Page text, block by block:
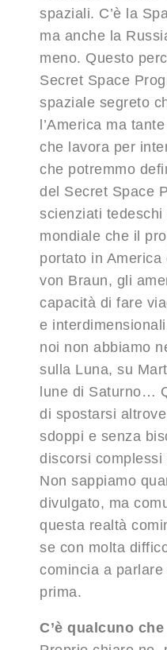
spaziali. C’è la
ma anche la
meno. Questo
Secret Space
spaziale segreto
l’America ma
che lavora per
che potremmo
del Secret Space
scienziati
mondiale che il
portato in
von Braun, gli
capacità di fare
e
noi non abbiamo
sulla Luna, su
lune di Saturno…
di spostarsi
sdoppi e senza
discorsi complessi
Non sappiamo
divulgato, ma
questa realtà
se con molta
comincia a
prima.
C’è qualcuno